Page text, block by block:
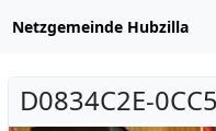
Netzgemeinde Hubzilla